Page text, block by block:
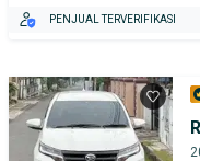
PENJUAL TERVERIFIKASI